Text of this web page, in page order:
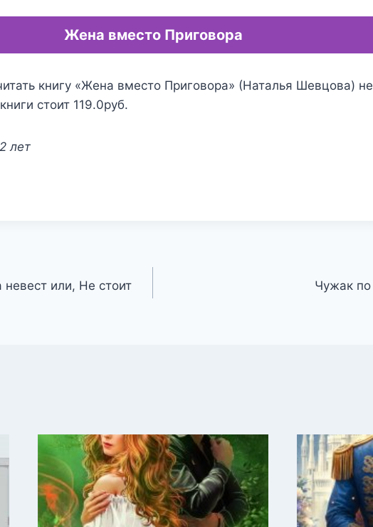
Жена вместо Приговора
книгу «Жена вместо Приговора» (Наталья Шевцова)
стоит 119.0руб.
лет
невест или, Не стоит
Чужак по